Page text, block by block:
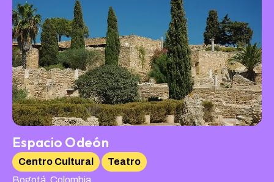
Espacio Odeón
Centro Cultural
Teatro
Bogotá Colombia